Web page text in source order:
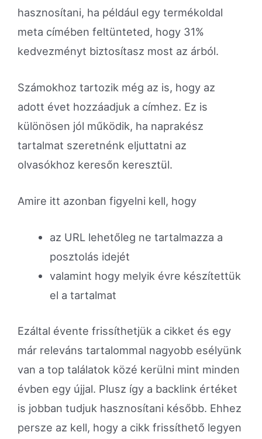
hasznosítani, ha például egy termékoldal
meta címében feltünteted, hogy 31%
kedvezményt biztosítasz most az árból.
Számokhoz tartozik még az is, hogy az
adott évet hozzáadjuk a címhez. Ez is
különösen jól működik, ha naprakész
tartalmat szeretnénk eljuttatni az
olvasókhoz keresőn keresztül.
Amire itt azonban figyelni kell, hogy
az URL lehetőleg ne tartalmazza a
posztolás idejét
valamint hogy melyik évre készítettük
el a tartalmat
Ezáltal évente frissíthetjük a cikket és egy
már releváns tartalommal nagyobb esélyünk
van a top találatok közé kerülni mint minden
évben egy újjal. Plusz így a backlink értéket
is jobban tudjuk hasznosítani később. Ehhez
persze az kell, hogy a cikk frissíthető legyen